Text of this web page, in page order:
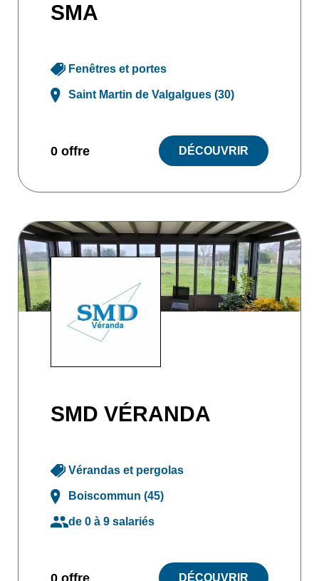
SMA
Fenêtres et portes
Saint Martin de Valgalgues (30)
0 offre DÉCOUVRIR
SMD VÉRANDA
Vérandas et pergolas
Boiscommun (45)
de 0 à 9 salariés
0 offre DÉCOUVRIR